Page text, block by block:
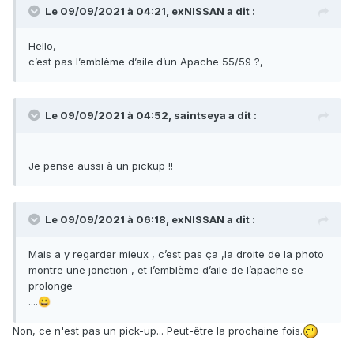
Le 09/09/2021 à 04:21, exNISSAN a dit :
Hello,
c’est pas l’emblème d’aile d’un Apache 55/59 ?,
Le 09/09/2021 à 04:52, saintseya a dit :
Je pense aussi à un pickup !!
Le 09/09/2021 à 06:18, exNISSAN a dit :
Mais a y regarder mieux , c’est pas ça ,la droite de la photo
montre une jonction , et l’emblème d’aile de l’apache se
prolonge
....😀
Non, ce n'est pas un pick-up... Peut-être la prochaine fois.